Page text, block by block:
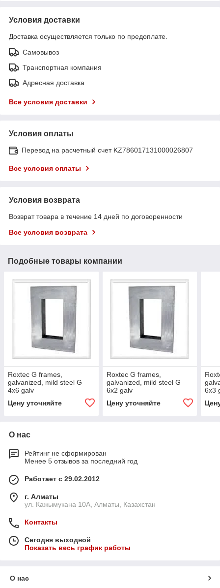
Условия доставки
Доставка осуществляется только по предоплате.
Самовывоз
Транспортная компания
Адресная доставка
Все условия доставки
Условия оплаты
Перевод на расчетный счет KZ786017131000026807
Все условия оплаты
Условия возврата
Возврат товара в течение 14 дней по договоренности
Все условия возврата
Подобные товары компании
Roxtec G frames,
galvanized, mild steel G
4x6 galv
Цену уточняйте
Roxtec G frames,
galvanized, mild steel G
6x2 galv
Цену уточняйте
6x3
О нас
Рейтинг не сформирован
Менее 5 отзывов за последний год
Работает с 29.02.2012
г. Алматы
ул. Кажымукана 10А, Алматы, Казахстан
Контакты
Сегодня выходной
Показать весь график работы
О нас